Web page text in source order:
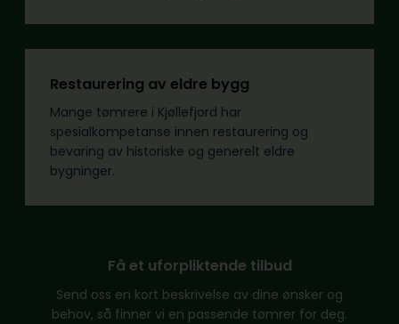
Restaurering av eldre bygg
Mange tømrere i Kjøllefjord har
spesialkompetanse innen restaurering og
bevaring av historiske og generelt eldre
bygninger.
Få et uforpliktende tilbud
Send oss en kort beskrivelse av dine ønsker og
behov, så finner vi en passende tømrer for deg.